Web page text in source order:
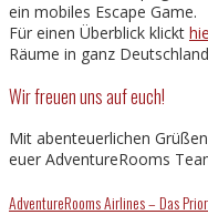
ein mobiles Escape Game.
Für einen Überblick klickt
Räume in ganz
Wir freuen uns auf euch!
Mit abenteuerlichen
euer AdventureRooms
AdventureRooms Airlines – Das